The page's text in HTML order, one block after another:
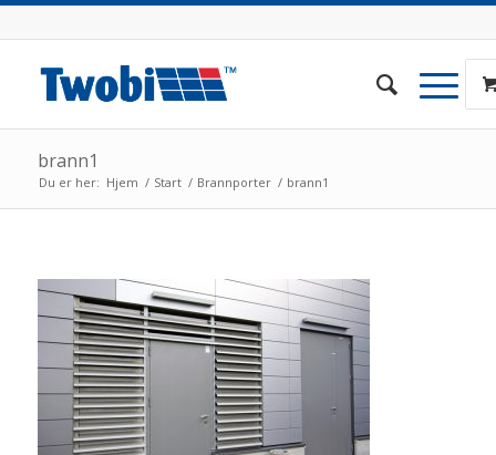
brann1
Du er her: Hjem / Start / Brannporter / brann1